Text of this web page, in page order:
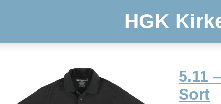
HGK
5.11
Sort